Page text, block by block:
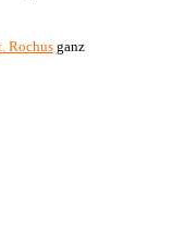
Rochus ganz